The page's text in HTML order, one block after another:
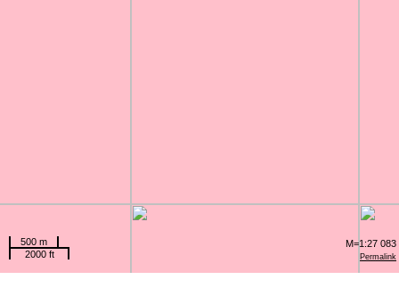
Permalink
500 m
2000 ft
M=1:27 083